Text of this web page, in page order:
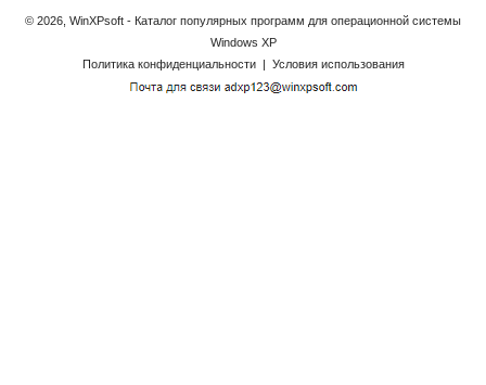
© 2026, WinXPsoft - Каталог популярных программ для операционной системы
Windows XP
Политика конфиденциальности
| Условия использования